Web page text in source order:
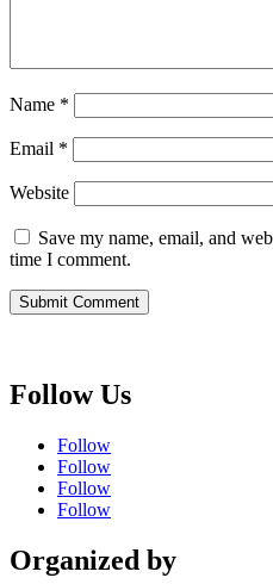
Name *
Email *
Website
Save my name, email, and
time I comment.
Follow Us
Follow
Follow
Follow
Follow
Organized by